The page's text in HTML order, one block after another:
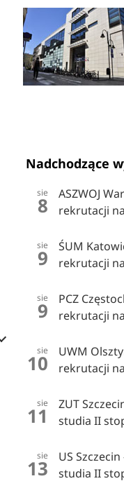
Nadchodzące
sie
8
ASZWOJ
rekrutacji
sie
9
ŚUM
rekrutacji
sie
9
PCZ
rekrutacji
sie
10
UWM
rekrutacji
sie
11
ZUT
studia II
sie
13
US
studia II